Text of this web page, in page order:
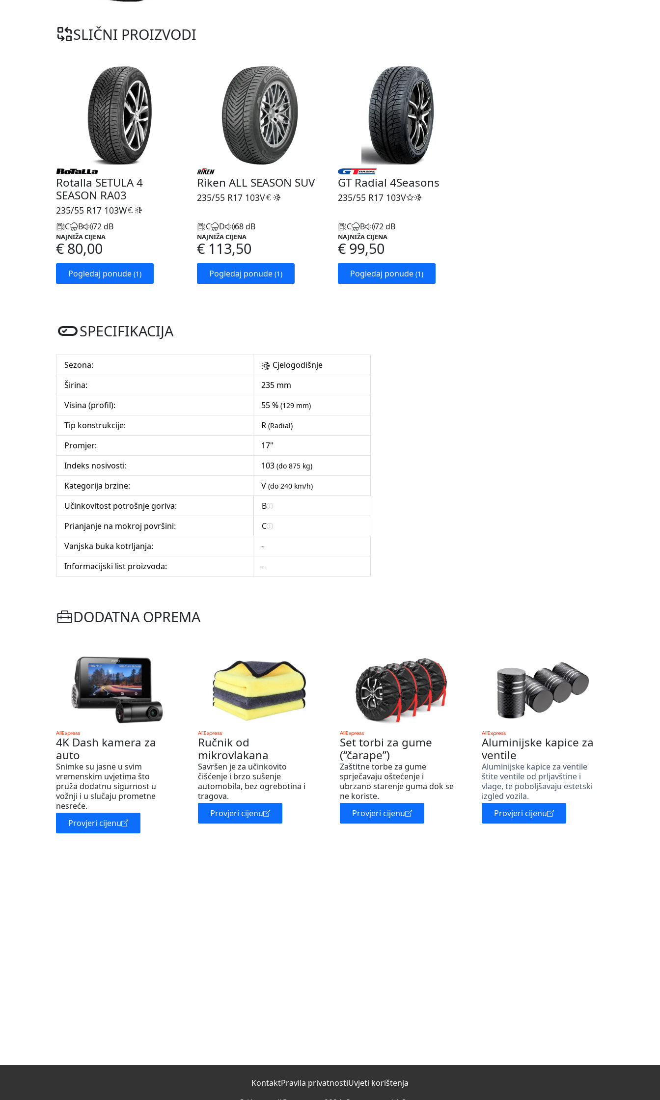
SLIČNI PROIZVODI
Rotalla SETULA 4
SEASON RA03
235/55 R17 103W
C B 72 dB
NAJNIŽA CIJENA
€ 80,00
Pogledaj ponude (1)
Riken ALL SEASON SUV
235/55 R17 103V
C D 68 dB
NAJNIŽA CIJENA
€ 113,50
Pogledaj ponude (1)
GT Radial 4Seasons
235/55 R17 103V
C B 72 dB
NAJNIŽA CIJENA
€ 99,50
Pogledaj ponude (1)
SPECIFIKACIJA
Sezona:
Cjelogodišnje
Širina:
235 mm
Visina (profil):
55 % (129 mm)
Tip konstrukcije: R (Radial)
Promjer:
17"
Indeks nosivosti:
103 (do 875 kg)
Kategorija brzine: V (do 240 km/h)
Učinkovitost potrošnje goriva:
B
Prianjanje na mokroj površini:
C
Vanjska buka kotrljanja:
-
Informacijski list proizvoda:
-
DODATNA OPREMA
4K Dash kamera za
auto
Snimke su jasne u svim
vremenskim uvjetima što
pruža dodatnu sigurnost u
vožnji i u slučaju prometne
nesreće.
Provjeri cijenu
Ručnik od
mikrovlakana
Savršen je za učinkovito
čišćenje i brzo sušenje
automobila, bez ogrebotina i
tragova.
Provjeri cijenu
Set torbi za gume
(“čarape”)
Zaštitne torbe za gume
sprječavaju oštećenje i
ubrzano starenje guma dok se
ne koriste.
Provjeri cijenu
Aluminijske kapice za
ventile
Aluminijske kapice za ventile
štite ventile od prljavštine i
vlage, te poboljšavaju estetski
izgled vozila.
Provjeri cijenu
KontaktPravila privatnostiUvjeti korištenja